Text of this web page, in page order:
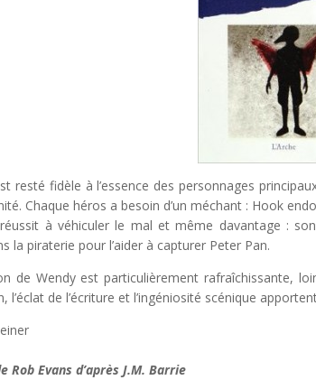
resté fidèle à l’essence des personnages
Chaque héros a besoin d’un méchant : Hook
à véhiculer le mal et même davantage :
la piraterie pour l’aider à capturer Peter Pan.
de Wendy est particulièrement rafraîchissante,
l’éclat de l’écriture et l’ingéniosité scénique
Rob Evans d’après J.M. Barrie